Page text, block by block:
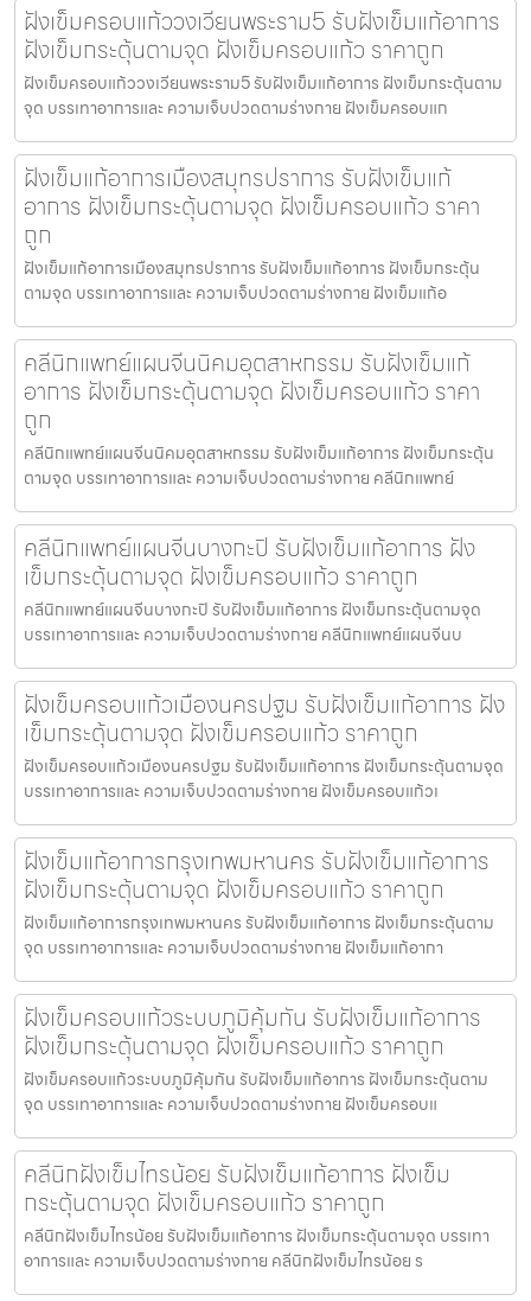
ฝังเข็มครอบแก้ววงเวียนพระราม5 รับฝังเข็มแก้อาการ
ฝังเข็มกระตุ้นตามจุด ฝังเข็มครอบแก้ว ราคาถูก
ฝังเข็มครอบแก้ววงเวียนพระราม5 รับฝังเข็มแก้อาการ ฝังเข็มกระตุ้นตาม
จุด บรรเทาอาการและ ความเจ็บปวดตามร่างกาย ฝังเข็มครอบแก
ฝังเข็มแก้อาการเมืองสมุทรปราการ รับฝังเข็มแก้
อาการ ฝังเข็มกระตุ้นตามจุด ฝังเข็มครอบแก้ว ราคา
ถูก
ฝังเข็มแก้อาการเมืองสมุทรปราการ รับฝังเข็มแก้อาการ ฝังเข็มกระตุ้น
ตามจุด บรรเทาอาการและ ความเจ็บปวดตามร่างกาย ฝังเข็มแก้อ
คลีนิกแพทย์แผนจีนนิคมอุตสาหกรรม รับฝังเข็มแก้
อาการ ฝังเข็มกระตุ้นตามจุด ฝังเข็มครอบแก้ว ราคา
ถูก
คลีนิกแพทย์แผนจีนนิคมอุตสาหกรรม รับฝังเข็มแก้อาการ ฝังเข็มกระตุ้น
ตามจุด บรรเทาอาการและ ความเจ็บปวดตามร่างกาย คลีนิกแพทย์
คลีนิกแพทย์แผนจีนบางกะปิ รับฝังเข็มแก้อาการ ฝัง
เข็มกระตุ้นตามจุด ฝังเข็มครอบแก้ว ราคาถูก
คลีนิกแพทย์แผนจีนบางกะปิ รับฝังเข็มแก้อาการ ฝังเข็มกระตุ้นตามจุด
บรรเทาอาการและ ความเจ็บปวดตามร่างกาย คลีนิกแพทย์แผนจีนบ
ฝังเข็มครอบแก้วเมืองนครปฐม รับฝังเข็มแก้อาการ ฝัง
เข็มกระตุ้นตามจุด ฝังเข็มครอบแก้ว ราคาถูก
ฝังเข็มครอบแก้วเมืองนครปฐม รับฝังเข็มแก้อาการ ฝังเข็มกระตุ้นตามจุด
บรรเทาอาการและ ความเจ็บปวดตามร่างกาย ฝังเข็มครอบแก้วเ
ฝังเข็มแก้อาการกรุงเทพมหานคร รับฝังเข็มแก้อาการ
ฝังเข็มกระตุ้นตามจุด ฝังเข็มครอบแก้ว ราคาถูก
ฝังเข็มแก้อาการกรุงเทพมหานคร รับฝังเข็มแก้อาการ ฝังเข็มกระตุ้นตาม
จุด บรรเทาอาการและ ความเจ็บปวดตามร่างกาย ฝังเข็มแก้อากา
ฝังเข็มครอบแก้วระบบภูมิคุ้มกัน รับฝังเข็มแก้อาการ
ฝังเข็มกระตุ้นตามจุด ฝังเข็มครอบแก้ว ราคาถูก
ฝังเข็มครอบแก้วระบบภูมิคุ้มกัน รับฝังเข็มแก้อาการ ฝังเข็มกระตุ้นตาม
จุด บรรเทาอาการและ ความเจ็บปวดตามร่างกาย ฝังเข็มครอบแ
คลีนิกฝังเข็มไทรน้อย รับฝังเข็มแก้อาการ ฝังเข็ม
กระตุ้นตามจุด ฝังเข็มครอบแก้ว ราคาถูก
คลีนิกฝังเข็มไทรน้อย รับฝังเข็มแก้อาการ ฝังเข็มกระตุ้นตามจุด บรรเทา
อาการและ ความเจ็บปวดตามร่างกาย คลีนิกฝังเข็มไทรน้อย ร